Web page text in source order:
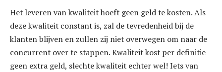
Het leveren van kwaliteit hoeft geen geld te kosten. Als
deze kwaliteit constant is, zal de tevredenheid bij de
klanten blijven en zullen zij niet overwegen om naar de
concurrent over te stappen. Kwaliteit kost per definitie
geen extra geld, slechte kwaliteit echter wel! Iets van